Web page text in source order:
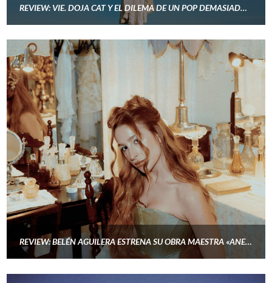
REVIEW: VIE. DOJA CAT Y EL DILEMA DE UN POP DEMASIADO BLANCO
REVIEW: BELÉN AGUILERA ESTRENA SU OBRA MAESTRA «ANELA»